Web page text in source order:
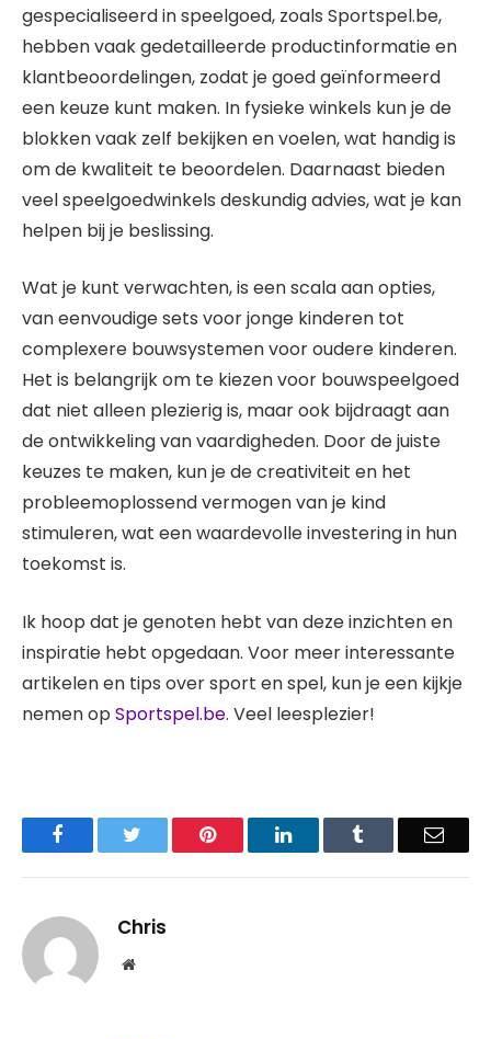
gespecialiseerd in speelgoed, zoals Sportspel.be,
hebben vaak gedetailleerde productinformatie en
klantbeoordelingen, zodat je goed geïnformeerd
een keuze kunt maken. In fysieke winkels kun je de
blokken vaak zelf bekijken en voelen, wat handig is
om de kwaliteit te beoordelen. Daarnaast bieden
veel speelgoedwinkels deskundig advies, wat je kan
helpen bij je beslissing.
Wat je kunt verwachten, is een scala aan opties,
van eenvoudige sets voor jonge kinderen tot
complexere bouwsystemen voor oudere kinderen.
Het is belangrijk om te kiezen voor bouwspeelgoed
dat niet alleen plezierig is, maar ook bijdraagt aan
de ontwikkeling van vaardigheden. Door de juiste
keuzes te maken, kun je de creativiteit en het
probleemoplossend vermogen van je kind
stimuleren, wat een waardevolle investering in hun
toekomst is.
Ik hoop dat je genoten hebt van deze inzichten en
inspiratie hebt opgedaan. Voor meer interessante
artikelen en tips over sport en spel, kun je een kijkje
nemen op Sportspel.be. Veel leesplezier!
Facebook Pinterest LinkedIn Email
Chris
Website